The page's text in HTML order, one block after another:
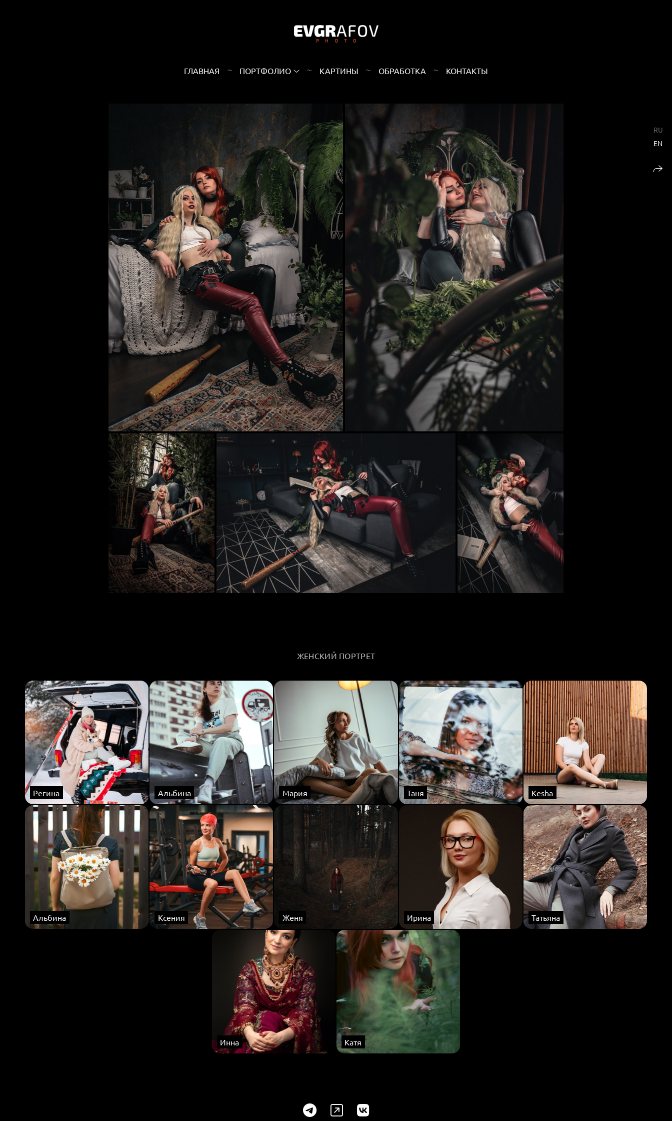
ГЛАВНАЯ ПОРТФОЛИО КАРТИНЫ ОБРАБОТКА КОНТАКТЫ
ЖЕНСКИЙ ПОРТРЕТ
Регина Альбина Мария Таня Kesha
Альбина Ксения Женя Ирина Татьяна
Инна Катя
RU
EN